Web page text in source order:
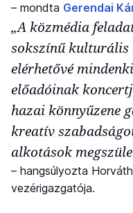
– mondta Gerendai
„A közmédia
sokszínű
elérhetővé
előadóinak
hazai könnyűzene
kreatív
alkotások
– hangsúlyozta
vezérigazgatója.